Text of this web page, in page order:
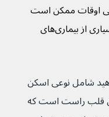
اوقات ممکن است
زمان بر باشد زیرا علائم آن شبیه به بسیاری از بیماری‌های
دهید شامل نوعی اسکن
قلب راست است که